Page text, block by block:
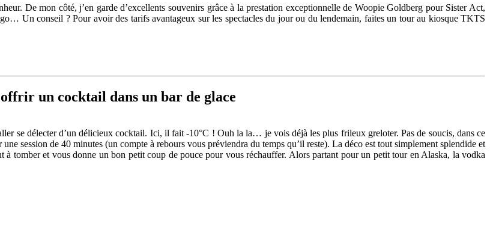
De mon côté, j’en garde d’excellents souvenirs grâce à la prestation exceptionnelle de Woopie Goldberg pour Sister Act,
Un conseil ? Pour avoir des tarifs avantageux sur les spectacles du jour ou du lendemain, faites un tour au kiosque TKTS
un cocktail dans un bar de glace
se délecter d’un délicieux cocktail. Ici, il fait -10°C ! Ouh la la… je vois déjà les plus frileux greloter. Pas de soucis, dans ce
session de 40 minutes (un compte à rebours vous préviendra du temps qu’il reste). La déco est tout simplement splendide et
tomber et vous donne un bon petit coup de pouce pour vous réchauffer. Alors partant pour un petit tour en Alaska, la vodka